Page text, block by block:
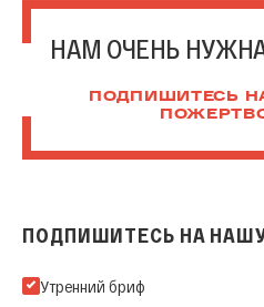
НАМ ОЧЕНЬ
ПОДПИШИТЕСЬ
ПОДПИШИТЕСЬ НА НАШУ
Подпишитесь на нашу Email-
Утренний бриф